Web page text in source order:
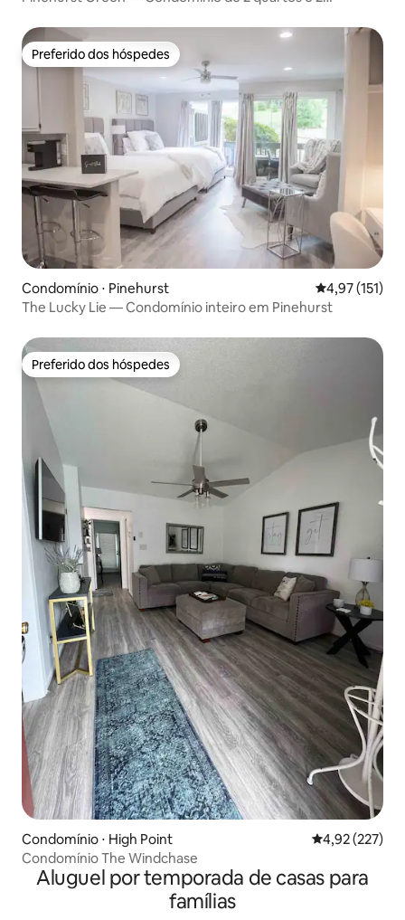
Preferido dos hóspedes
Preferido dos hóspedes
Condomínio ⋅ Pinehurst 4,97 de uma
4,97 (151)
The Lucky Lie — Condomínio inteiro em Pinehurst
Preferido dos hóspedes
Preferido dos hóspedes
Condomínio ⋅ High Point 4,92 de uma
4,92 (227)
Condomínio The Windchase
Aluguel por temporada de casas para
famílias